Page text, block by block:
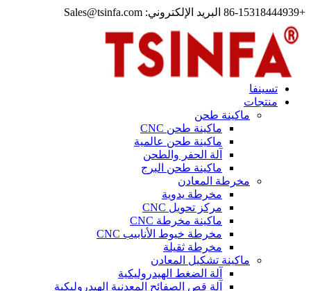
تسينفا
منتجات
ماكينة طحن
ماكينة طحن CNC
ماكينة طحن عالمية
آلة الحفر والطحن
ماكينة طحن البرج
مخرطة المعادن
مخرطة يدوية
مركز تحويل CNC
ماكينة مخرطة CNC
مخرطة خيوط الأنابيب CNC
مخرطة ثقيلة
ماكينة تشكيل المعادن
آلة الضغط الهيدروليكية
آلة قص الصفائح المعدنية الهيدروليكية